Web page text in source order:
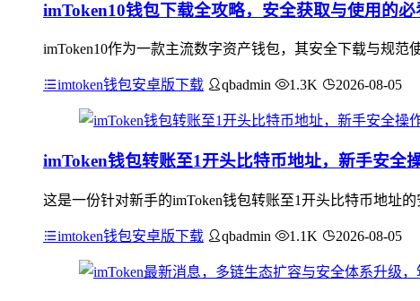
imToken10钱包下载全攻略，安全获取与使用的必
imToken10作为一款主流数字资产钱包，其安全下载与规
imtoken钱包安卓版下载 qbadmin 1.3K 2026-08-05
imToken钱包转账至1开头比特币地址，新手安全
这是一份针对新手的imToken钱包转账至1开头比特币地址
imtoken钱包安卓版下载 qbadmin 1.1K 2026-08-05